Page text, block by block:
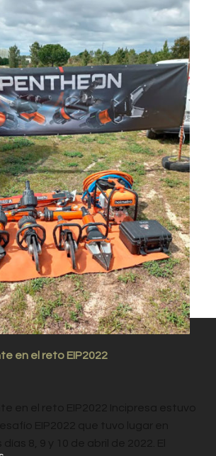
en el reto EIP2022
en el reto EIP2022 Incipresa estuvo
EIP2022 que tuvo lugar en
8, 9 y 10 de abril de 2022. El